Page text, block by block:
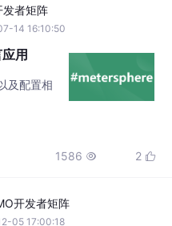
发者矩阵
14 16:10:50
用
及配置相
1586  2 
开发者矩阵
05 17:00:18